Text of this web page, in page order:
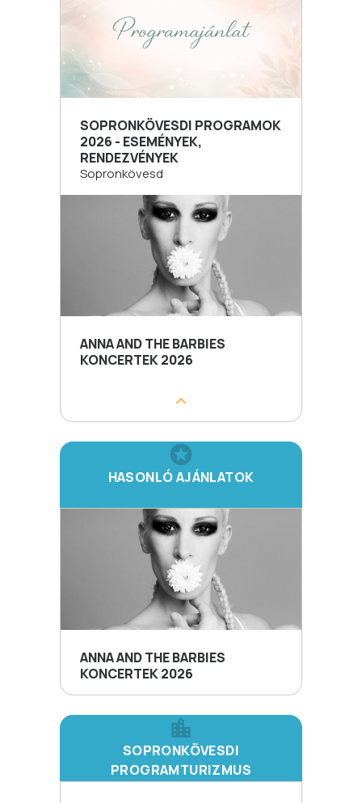
SOPRONKÖVESDI PROGRAMOK
2026 - ESEMÉNYEK,
RENDEZVÉNYEK
Sopronkövesd
ANNA AND THE BARBIES
KONCERTEK 2026
HASONLÓ AJÁNLATOK
ANNA AND THE BARBIES
KONCERTEK 2026
SOPRONKÖVESDI
PROGRAMTURIZMUS